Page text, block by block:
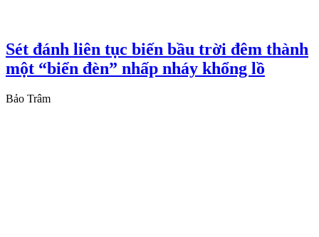
Sét đánh liên tục biến bầu trời đêm thành
một “biển đèn” nhấp nháy khổng lồ
Bảo Trâm